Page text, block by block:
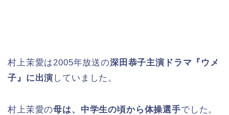
村上茉愛は2005年放送の深田恭子主演ドラマ『ウメ
子』に出演 していました。
村上茉愛の母は、中学生の頃から体操選手でした。